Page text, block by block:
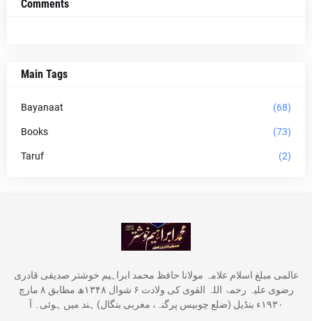
Comments
Main Tags
Bayanaat (68)
Books (73)
Taruf (2)
عالمی مبلغ اسلام علامہ مولانا حافظ محمد ابراہیم خوشتر صدیقی قادری
رضوی علیہ رحمۃ اللہ القوی کی ولادت ۶ شوال ۱۳۴۸ھ مطابق ۸ مارچ
۱۹۳۰ء بنڈیل (ضلع چوبیس پرگنہ، مغربی بنگال) ہند میں ہوئی۔ آ